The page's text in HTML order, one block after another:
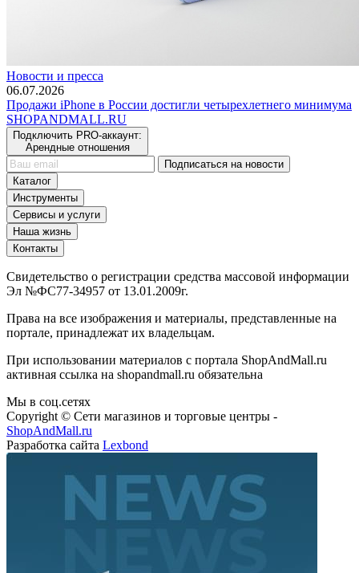
Новости и пресса
06.07.2026
Продажи iPhone в России достигли четырехлетнего минимума
SHOPANDMALL.RU
Подключить PRO-аккаунт:
Арендные отношения
Подписаться на новости
Каталог
Инструменты
Сервисы и услуги
Наша жизнь
Контакты
Свидетельство о регистрации средства массовой информации
Эл №ФС77-34957 от 13.01.2009г.
Права на все изображения и материалы, представленные на
портале, принадлежат их владельцам.
При использовании материалов с портала ShopAndMall.ru
активная ссылка на shopandmall.ru обязательна
Мы в соц.сетях
Copyright © Сети магазинов и торговые центры -
ShopAndMall.ru
Разработка сайта Lexbond